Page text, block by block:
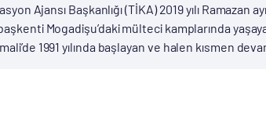
Ajansı Başkanlığı (TİKA) 2019 yılı Ramazan
Mogadişu’daki mülteci kamplarında
1991 yılında başlayan ve halen kısmen